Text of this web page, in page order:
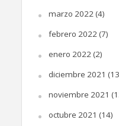
marzo 2022(4)
febrero 2022(7)
enero 2022(2)
diciembre 2021
noviembre 2021
octubre 2021 (14)